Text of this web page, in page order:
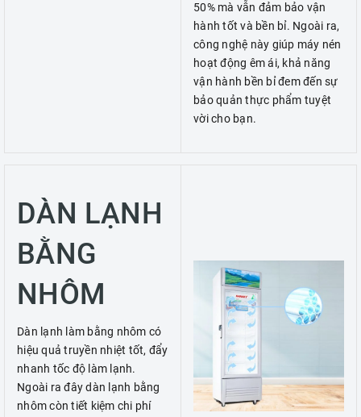
50% mà vẫn đảm bảo vận
hành tốt và bền bỉ. Ngoài ra,
công nghệ này giúp máy nén
hoạt động êm ái, khả năng
vận hành bền bỉ đem đến sự
bảo quản thực phẩm tuyệt
vời cho bạn.
DÀN LẠNH
BẰNG
NHÔM
Dàn lạnh làm bằng nhôm có
hiệu quả truyền nhiệt tốt, đẩy
nhanh tốc độ làm lạnh.
Ngoài ra đây dàn lạnh bằng
nhôm còn tiết kiệm chi phí